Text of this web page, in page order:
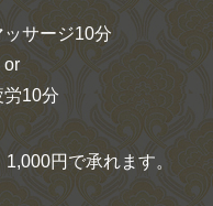
サージ10分
10分
円で承れます。